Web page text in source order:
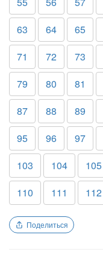
63
64 65
71
72 73
79
80 81
87
88 89
95
96 97
103
104 105
110
111 112
Поделиться